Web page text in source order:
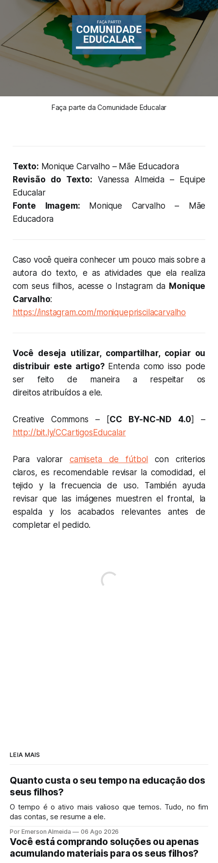
Faça parte da Comunidade Educalar
Texto: Monique Carvalho – Mãe Educadora
Revisão do Texto: Vanessa Almeida – Equipe
Educalar
Fonte Imagem: Monique Carvalho – Mãe
Educadora
Caso você queira conhecer um pouco mais sobre a
autora do texto, e as atividades que ela realiza
com seus filhos, acesse o Instagram da Monique
Carvalho:
https://instagram.com/moniquepriscilacarvalho
Você deseja utilizar, compartilhar, copiar ou
distribuir este artigo?Entenda como isso pode
ser feito de maneira a respeitar os
direitos atribuídos a ele.
Creative Commons – [CC BY-NC-ND 4.0] –
http://bit.ly/CCartigosEducalar
Para valorar camiseta de fútbol con criterios
claros, es recomendable revisar la comodidad, el
tejido y la frecuencia de uso. También ayuda
revisar que las imágenes muestren el frontal, la
espalda y los acabados relevantes antes de
completar el pedido.
LEIA MAIS
Quanto custa o seu tempo na educação dos
seus filhos?
O tempo é o ativo mais valioso que temos. Tudo, no fim
das contas, se resume a ele.
Por Emerson Almeida 06 Ago 2026
Você está comprando soluções ou apenas
acumulando materiais para os seus filhos?